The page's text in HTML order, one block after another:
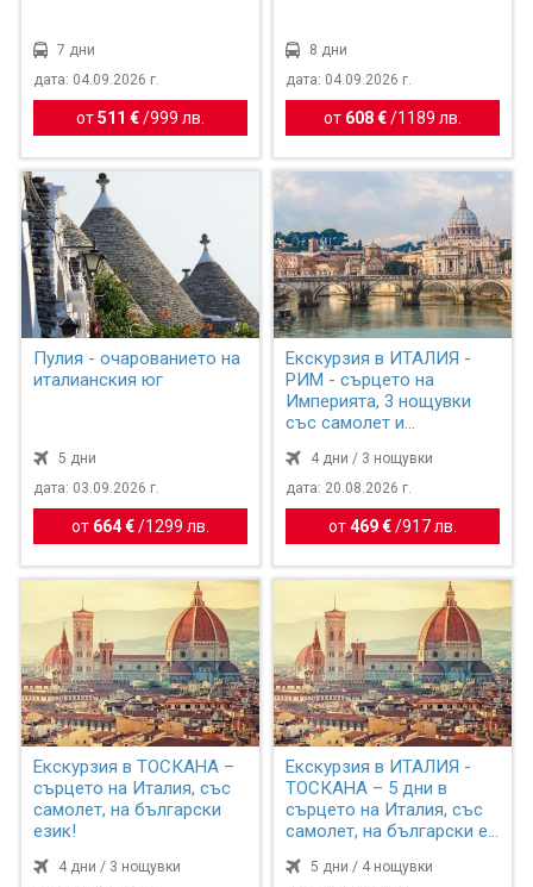
7 дни
дата: 04.09.2026 г.
от511 € /999 лв.
8 дни
дата: 04.09.2026 г.
от 608 €/ 1189 лв.
Пулия - очарованието на
италианския юг
5 дни
дата: 03.09.2026 г.
от 664 € / 1299 лв.
Екскурзия в ИТАЛИЯ -
РИМ - сърцето на
Империята, 3 нощувки
със самолет и
4 дни / 3 нощувки
дата: 20.08.2026 г.
от469 €/917 лв.
Екскурзия в ТОСКАНА –
сърцето на Италия, със
самолет, на български
език!
4 дни / 3 нощувки
Екскурзия в ИТАЛИЯ -
ТОСКАНА – 5 дни в
сърцето на Италия, със
самолет, на български е...
5 дни / 4 нощувки